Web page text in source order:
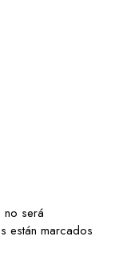
será
están marcados